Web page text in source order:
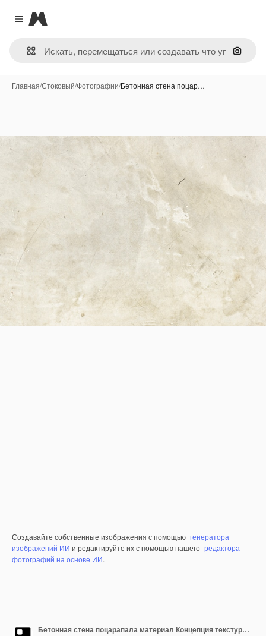
Close menu
Magnific
Поиск
Главная/Стоковый/Фотографии/Бетонная стена поцар…
Создавайте собственные изображения с помощью генератора
изображений ИИ и редактируйте их с помощью нашего редактора
фотографий на основе ИИ.
Бетонная стена поцарапала материал Концепция текстуры фона